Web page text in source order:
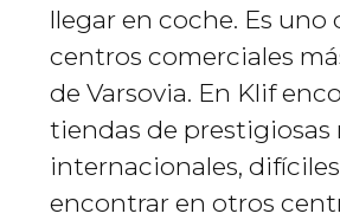
llegar en coche. Es uno
centros comerciales
de Varsovia. En Klif
tiendas de prestigiosas
internacionales,
encontrar en otros